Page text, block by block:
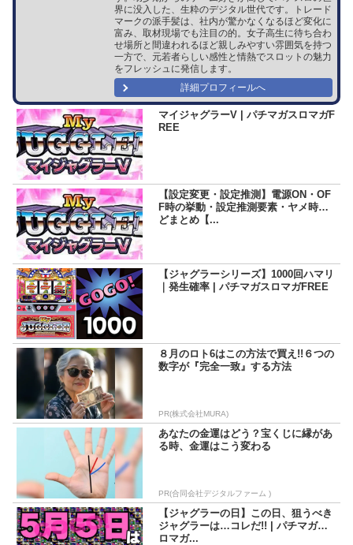
界に没入した、生粋のデジタル世代です。トレード
マークの派手髪は、社内が驚かなくなるほど変化に
富み、取材現場でも注目の的。女子高生に待ち合わ
せ場所と間違われるほど親しみやすい雰囲気を持つ
一方で、元若者らしい感性と情熱でスロットの魅力
をフレッシュに発信します。
詳細プロフィールへ
マイジャグラーV | パチマガスロマガF
REE
【設定変更・設定推測】電源ON・OF
F時の挙動・設定推測要素・ヤメ時な
どまとめ【...
【ジャグラーシリーズ】1000回ハマリ
｜発生確率 | パチマガスロマガFREE
８月のロト6はこの方法で買え!!６つの
数字が『完全一致』する方法
PR(株式会社MURA)
あなたの金運はどう？宝くじに縁があ
る時、金運はこう変わる
PR(合同会社デジタルファーム )
【ジャグラーの日】この日、狙うべき
ジャグラーは…コレだ!! | パチマガス
ロマガ...